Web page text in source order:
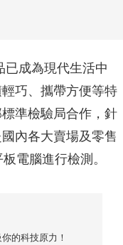
已成為現代生活中
巧、攜帶方便等特
準檢驗局合作，針
內各大賣場及零售
電腦進行檢測。
的科技原力！